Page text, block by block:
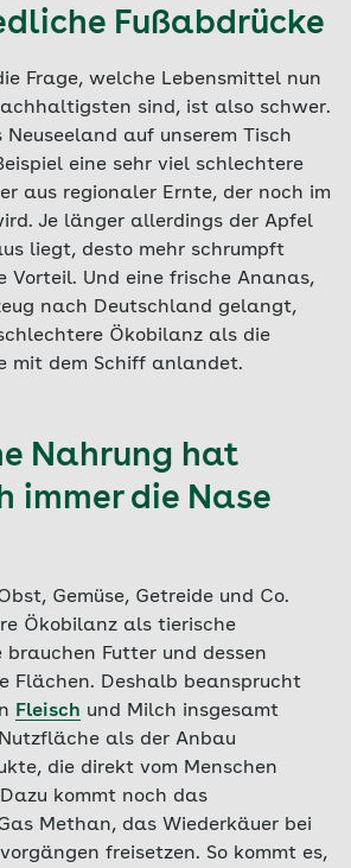
Fußabdrücke
Frage, welche Lebensmittel nun
sind, ist also schwer.
Neuseeland auf unserem Tisch
eine sehr viel schlechtere
aus regionaler Ernte, der noch im
Je länger allerdings der Apfel
liegt, desto mehr schrumpft
Vorteil. Und eine frische Ananas,
nach Deutschland gelangt,
Ökobilanz als die
mit dem Schiff anlandet.
Nahrung hat
immer die Nase
Gemüse, Getreide und Co.
Ökobilanz als tierische
brauchen Futter und dessen
Flächen. Deshalb beansprucht
Fleisch und Milch insgesamt
als der Anbau
die direkt vom Menschen
kommt noch das
Methan, das Wiederkäuer bei
freisetzen. So kommt es,